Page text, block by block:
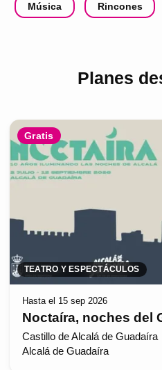
Música Rincones
Planes
Gratis
TEATRO Y ESPECTÁCULOS
Hasta el 15 sep 2026
Noctaíra, noches del
Castillo de Alcalá de Guadaíra
Alcalá de Guadaíra